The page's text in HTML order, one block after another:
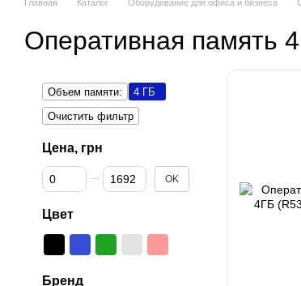
Главная Каталог Оборудование для офиса и бизнеса
Оперативная память
Объем памяти:
4 ГБ
Очистить фильтр
Цена, грн
От Цена, грн
До Цена, грн OK
Цвет
Бренд